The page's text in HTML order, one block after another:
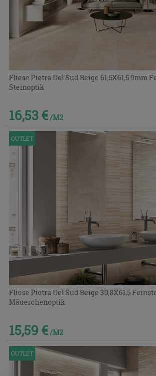
Fliese Pietra Del Sud Beige 61,5X61,5 9mm
Steinoptik
16,53 € /M2
OUTLET
Fliese Pietra Del Sud Beige 30,8X61,5
Mäuerchenoptik
15,59 € /M2
OUTLET